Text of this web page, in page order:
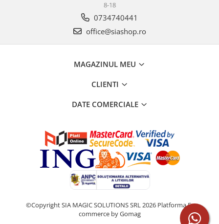
8-18
0734740441
office@siashop.ro
MAGAZINUL MEU
CLIENTI
DATE COMERCIALE
©Copyright SIA MAGIC SOLUTIONS SRL 2026 Platforma E-
commerce by Gomag